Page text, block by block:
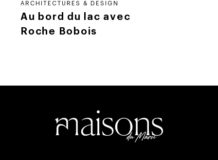
ARCHITECTURES & DESIGN
Au bord du lac avec
Roche Bobois